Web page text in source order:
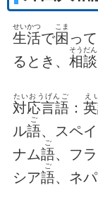
生活
せいかつ
で困
こま
っ
るとき、 相談
そうだん
対応言語
たいおうげんご
：
え
ル語
ご
、スペ
ナム語
ご
、フ
シア語
ご
、ネ